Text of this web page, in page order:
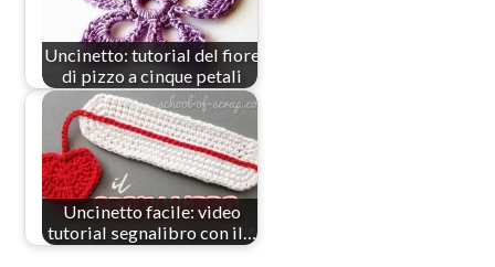
Uncinetto: tutorial del fiore
di pizzo a cinque petali
Uncinetto facile: video
tutorial segnalibro con il…